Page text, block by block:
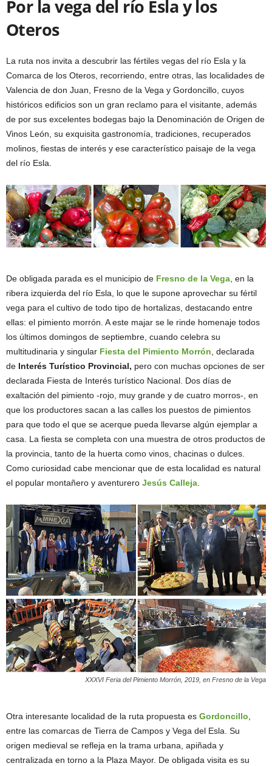
Por la vega del río Esla y los
Oteros
La ruta nos invita a descubrir las fértiles vegas del río Esla y la
Comarca de los Oteros, recorriendo, entre otras, las localidades de
Valencia de don Juan, Fresno de la Vega y Gordoncillo, cuyos
históricos edificios son un gran reclamo para el visitante, además
de por sus excelentes bodegas bajo la Denominación de Origen de
Vinos León, su exquisita gastronomía, tradiciones, recuperados
molinos, fiestas de interés y ese característico paisaje de la vega
del río Esla.
De obligada parada es el municipio de Fresno de la Vega , en la
ribera izquierda del río Esla, lo que le supone aprovechar su fértil
vega para el cultivo de todo tipo de hortalizas, destacando entre
ellas: el pimiento morrón. A este majar se le rinde homenaje todos
los últimos domingos de septiembre, cuando celebra su
multitudinaria y singular Fiesta del Pimiento Morrón , declarada
de Interés Turístico Provincial, pero con muchas opciones de ser
declarada Fiesta de Interés turístico Nacional. Dos días de
exaltación del pimiento -rojo, muy grande y de cuatro morros-, en
que los productores sacan a las calles los puestos de pimientos
para que todo el que se acerque pueda llevarse algún ejemplar a
casa. La fiesta se completa con una muestra de otros productos de
la provincia, tanto de la huerta como vinos, chacinas o dulces.
Como curiosidad cabe mencionar que de esta localidad es natural
el popular montañero y aventurero Jesús Calleja
XXXVI Feria del Pimiento Morrón, 2019, en Fresno de la Vega
Otra interesante localidad de la ruta propuesta es Gordoncillo
entre las comarcas de Tierra de Campos y Vega del Esla. Su
origen medieval se refleja en la trama urbana, apiñada y
centralizada en torno a la Plaza Mayor. De obligada visita es su